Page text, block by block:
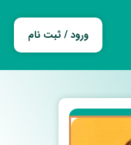
ورود / ثبت نام